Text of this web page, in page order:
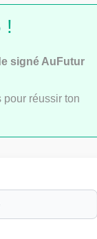
avec
!
signé AuFutur
réussir ton